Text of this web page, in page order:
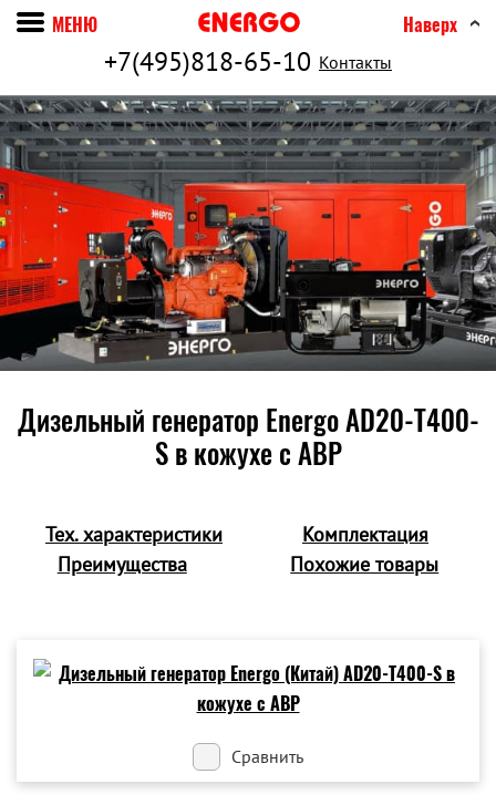
+7(495)818-65-10 Контакты
МЕНЮ Наверх
Дизельный генератор Energo AD20-T400-
S в кожухе c АВР
Тех. характеристики
Комплектация
Преимущества
Похожие товары
Сравнить